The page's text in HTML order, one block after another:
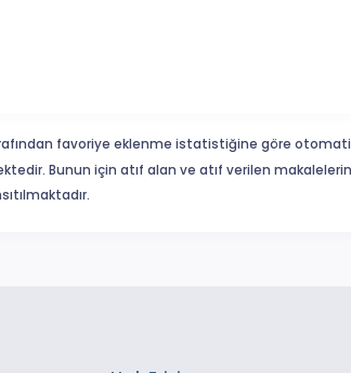
favoriye eklenme istatistiğine göre
Bunun için atıf alan ve atıf verilen